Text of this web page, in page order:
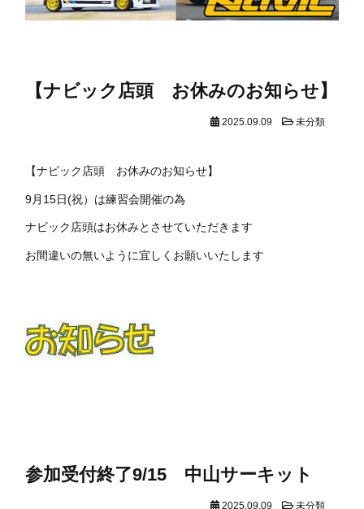
【ナビック店頭 お休みのお知らせ】
2025.09.09 未分類
【ナビック店頭 お休みのお知らせ】
9月15日(祝）は練習会開催の為
ナビック店頭はお休みとさせていただきます
お間違いの無いように宜しくお願いいたします
参加受付終了9/15 中山サーキット
2025.09.09 未分類